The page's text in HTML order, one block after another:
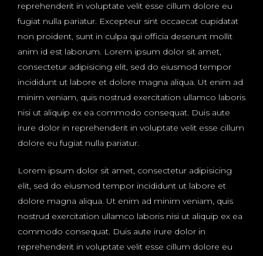
reprehenderit in voluptate velit esse cillum dolore eu
fugiat nulla pariatur. Excepteur sint occaecat cupidatat
non proident, sunt in culpa qui officia deserunt mollit
anim id est laborum. Lorem ipsum dolor sit amet,
consectetur adipisicing elit, sed do eiusmod tempor
incididunt ut labore et dolore magna aliqua. Ut enim ad
minim veniam, quis nostrud exercitation ullamco laboris
nisi ut aliquip ex ea commodo consequat. Duis aute
irure dolor in reprehenderit in voluptate velit esse cillum
dolore eu fugiat nulla pariatur.
Lorem ipsum dolor sit amet, consectetur adipisicing
elit, sed do eiusmod tempor incididunt ut labore et
dolore magna aliqua. Ut enim ad minim veniam, quis
nostrud exercitation ullamco laboris nisi ut aliquip ex ea
commodo consequat. Duis aute irure dolor in
reprehenderit in voluptate velit esse cillum dolore eu